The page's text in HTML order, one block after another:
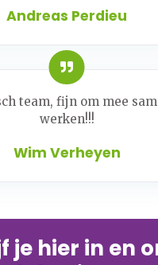
Andreas Perdieu
Wim Verheyen
team, fijn om mee
werken!!!
je hier in en